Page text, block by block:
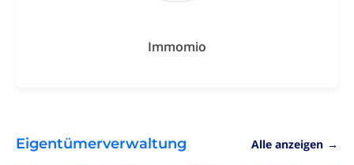
Immomio
Alle anzeigen →
Eigentümerverwaltung